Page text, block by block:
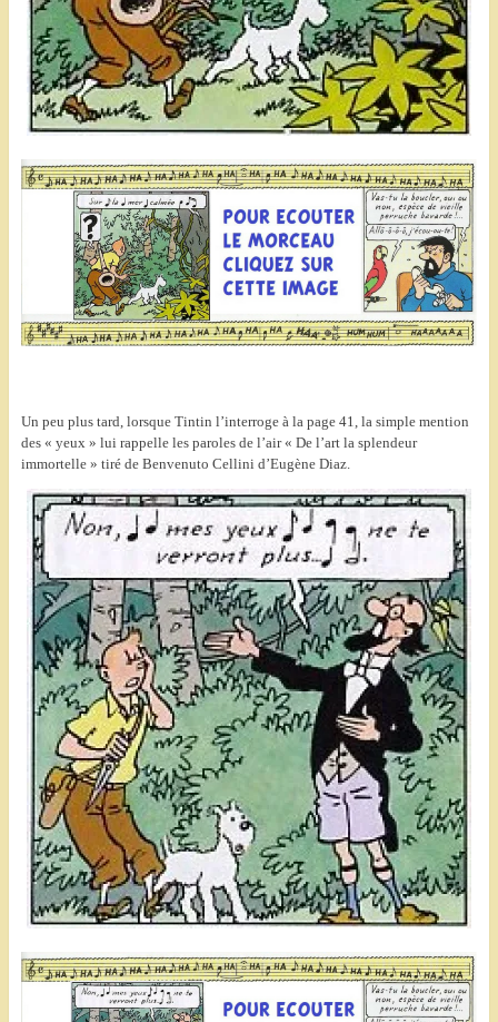
Un peu plus tard, lorsque Tintin l’interroge à la page 41, la simple mention
des « yeux » lui rappelle les paroles de l’air « De l’art la splendeur
immortelle » tiré de Benvenuto Cellini d’Eugène Diaz.